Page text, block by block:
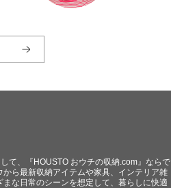
て、『HOUSTO おウチの収納.com』ならで
ら最新収納アイテムや家具、インテリア雑
な日常のシーンを想定して、暮らしに快適